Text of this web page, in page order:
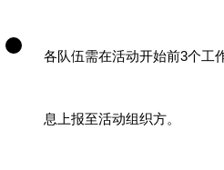
各队伍需在活动开始前3个工
息上报至活动组织方。